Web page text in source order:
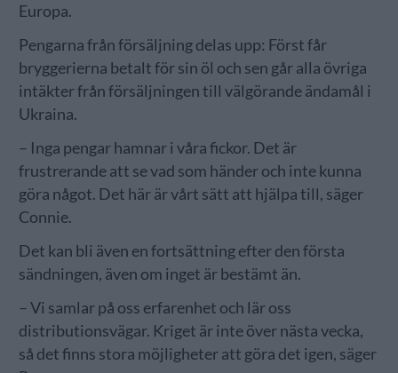
Europa.
Pengarna från försäljning delas upp: Först får
bryggerierna betalt för sin öl och sen går alla övriga
intäkter från försäljningen till välgörande ändamål i
Ukraina.
– Inga pengar hamnar i våra fickor. Det är
frustrerande att se vad som händer och inte kunna
göra något. Det här är vårt sätt att hjälpa till, säger
Connie.
Det kan bli även en fortsättning efter den första
sändningen, även om inget är bestämt än.
– Vi samlar på oss erfarenhet och lär oss
distributionsvägar. Kriget är inte över nästa vecka,
så det finns stora möjligheter att göra det igen, säger